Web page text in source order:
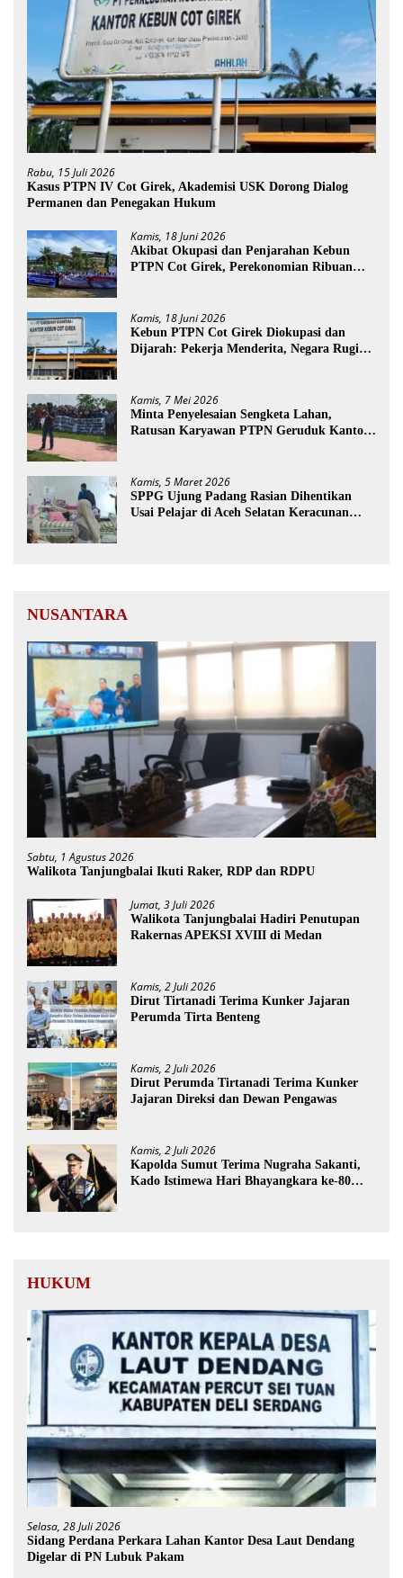
Rabu, 15 Juli 2026
Kasus PTPN IV Cot Girek, Akademisi USK Dorong Dialog
Permanen dan Penegakan Hukum
Kamis, 18 Juni 2026
Akibat Okupasi dan Penjarahan Kebun
PTPN Cot Girek, Perekonomian Ribuan
Kamis, 18 Juni 2026
Kebun PTPN Cot Girek Diokupasi dan
Dijarah: Pekerja Menderita, Negara Rugi
Kamis, 7 Mei 2026
Minta Penyelesaian Sengketa Lahan,
Ratusan Karyawan PTPN Geruduk Kantor
Kamis, 5 Maret 2026
SPPG Ujung Padang Rasian Dihentikan
Usai Pelajar di Aceh Selatan Keracunan
NUSANTARA
Sabtu, 1 Agustus 2026
Walikota Tanjungbalai Ikuti Raker, RDP dan RDPU
Jumat, 3 Juli 2026
Walikota Tanjungbalai Hadiri Penutupan
Rakernas APEKSI XVIII di Medan
Kamis, 2 Juli 2026
Dirut Tirtanadi Terima Kunker Jajaran
Perumda Tirta Benteng
Kamis, 2 Juli 2026
Dirut Perumda Tirtanadi Terima Kunker
Jajaran Direksi dan Dewan Pengawas
Kamis, 2 Juli 2026
Kapolda Sumut Terima Nugraha Sakanti,
Kado Istimewa Hari Bhayangkara ke-80
HUKUM
Selasa, 28 Juli 2026
Sidang Perdana Perkara Lahan Kantor Desa Laut Dendang
Digelar di PN Lubuk Pakam